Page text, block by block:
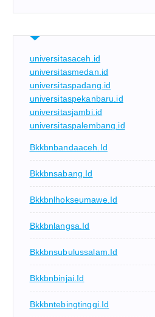
universitasaceh.id
universitasmedan.id
universitaspadang.id
universitaspekanbaru.id
universitasjambi.id
universitaspalembang.id
Bkkbnbandaaceh.id
Bkkbnsabang.id
Bkkbnlhokseumawe.id
Bkkbnlangsa.id
Bkkbnsubulussalam.id
Bkkbnbinjai.id
Bkkbntebingtinggi.id